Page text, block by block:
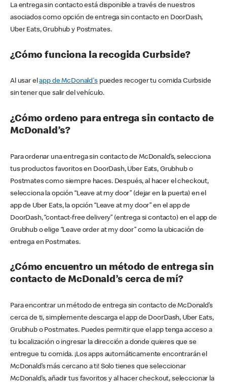
La entrega sin contacto está disponible a través de nuestros
asociados como opción de entrega sin contacto en DoorDash,
Uber Eats, Grubhub y Postmates.
¿Cómo funciona la recogida Curbside?
Al usar elapp de McDonald'spuedes recoger tu comida Curbside
sin tener que salir del vehículo.
¿Cómo ordeno para entrega sin contacto de
McDonald’s?
Para ordenar una entrega sin contacto de McDonald’s, selecciona
tus productos favoritos en DoorDash, Uber Eats, Grubhub o
Postmates como siempre haces. Después, al hacer el checkout,
selecciona la opción “Leave at my door” (dejar en la puerta) en el
app de Uber Eats, la opción “Leave at my door” en el app de
DoorDash, “contact-free delivery” (entrega si contacto) en el app de
Grubhub o elige “Leave order at my door” como la ubicación de
entrega en Postmates.
¿Cómo encuentro un método de entrega sin
contacto de McDonald’s cerca de mí?
Para encontrar un método de entrega sin contacto de McDonald’s
cerca de ti, simplemente descarga el app de DoorDash, Uber Eats,
Grubhub o Postmates. Puedes permitir que el app tenga acceso a
tu localización o ingresar la dirección a donde quieres que se
entregue tu comida. ¡Los apps automáticamente encontrarán el
McDonald’s más cercano a ti! Solo tienes que seleccionar
McDonald’s, añadir tus favoritos y al hacer checkout, seleccionar la